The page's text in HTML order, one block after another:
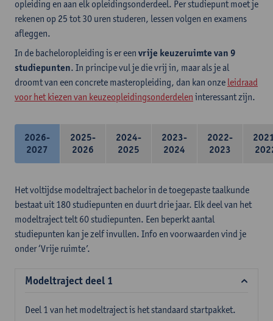
opleiding en aan elk opleidingsonderdeel. Per studiepunt moet je
rekenen op 25 tot 30 uren studeren, lessen volgen en examens
afleggen.
In de bacheloropleiding is er een vrije keuzeruimte van 9
studiepunten. In principe vul je die vrij in, maar als je al
droomt van een concrete masteropleiding, dan kan onze leidraad
voor het kiezen van keuzeopleidingsonderdelen interessant zijn.
2026-
2027
2025-
2026
2024-
2025
2023-
2024
2022-
2023
Het voltijdse modeltraject bachelor in de toegepaste taalkunde
bestaat uit 180 studiepunten en duurt drie jaar. Elk deel van het
modeltraject telt 60 studiepunten. Een beperkt aantal
studiepunten kan je zelf invullen. Info en voorwaarden vind je
onder ‘Vrije ruimte’.
Modeltraject deel 1
Deel 1 van het modeltraject is het standaard startpakket.